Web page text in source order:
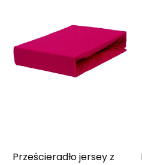
Prześcieradło jersey z